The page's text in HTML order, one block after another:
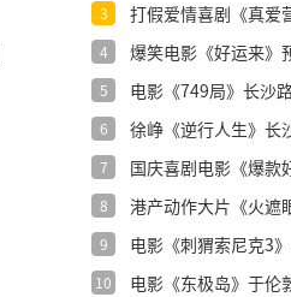
3
打假爱情喜剧《真爱
4
爆笑电影《好运来》
5
电影《749局》长沙
6
徐峥《逆行人生》长
7
国庆喜剧电影《爆款
8
港产动作大片《火遮
9
电影《刺猬索尼克3
10
电影《东极岛》于伦